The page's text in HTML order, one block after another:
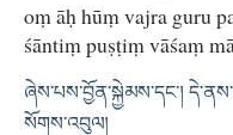
oṃ āḥ hūṃ vajra guru
śāntiṃ puṣṭiṃ vāśaṃ
ཞེས་པས་བྱོན་སྐྱེམས་དང་།
སོགས་འབུལ།